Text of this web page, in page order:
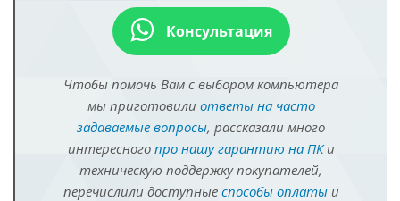
Консультация
Чтобы помочь Вам с выбором компьютера
мы приготовили ответы на часто
задаваемые вопросы, рассказали много
интересного про нашу гарантию на ПКи
техническую поддержку покупателей,
перечислили доступные способы оплатыи